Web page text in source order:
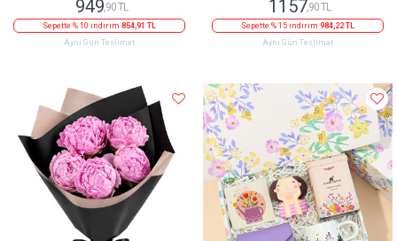
949,90 TL
Sepette % 10 indirim 854,91 TL
Aynı Gün Teslimat
1157,90 TL
Sepette % 15 indirim 984,22 TL
Aynı Gün Teslimat